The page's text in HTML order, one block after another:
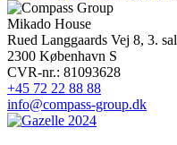
Mikado House
Rued Langgaards Vej 8, 3. sal
2300 København S
CVR-nr.: 81093628
+45 72 22 88 88
info@compass-group.dk